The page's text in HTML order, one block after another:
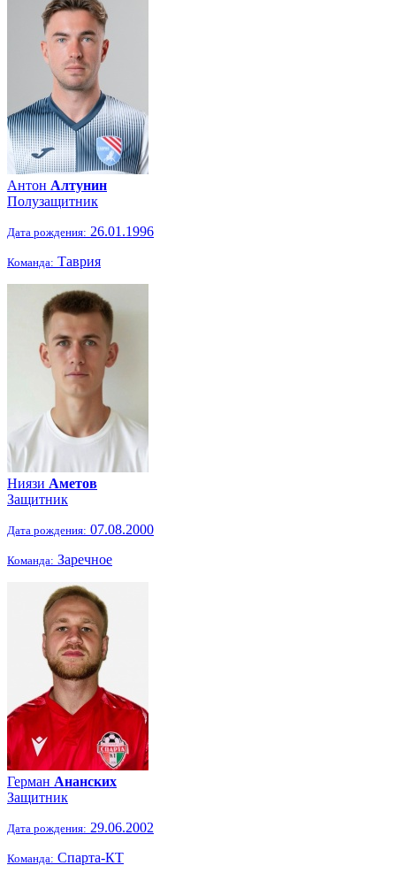
Антон Алтунин
Полузащитник
Дата рождения: 26.01.1996
Команда: Таврия
Ниязи Аметов
Защитник
Дата рождения: 07.08.2000
Команда: Заречное
Герман Ананских
Защитник
Дата рождения: 29.06.2002
Команда: Спарта-КТ